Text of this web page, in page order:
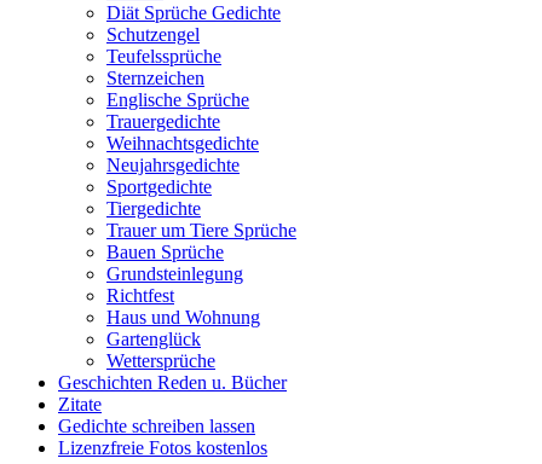
Diät Sprüche Gedichte
Schutzengel
Teufelssprüche
Sternzeichen
Englische Sprüche
Trauergedichte
Weihnachtsgedichte
Neujahrsgedichte
Sportgedichte
Tiergedichte
Trauer um Tiere Sprüche
Bauen Sprüche
Grundsteinlegung
Richtfest
Haus und Wohnung
Gartenglück
Wettersprüche
Geschichten Reden u. Bücher
Zitate
Gedichte schreiben lassen
Lizenzfreie Fotos kostenlos